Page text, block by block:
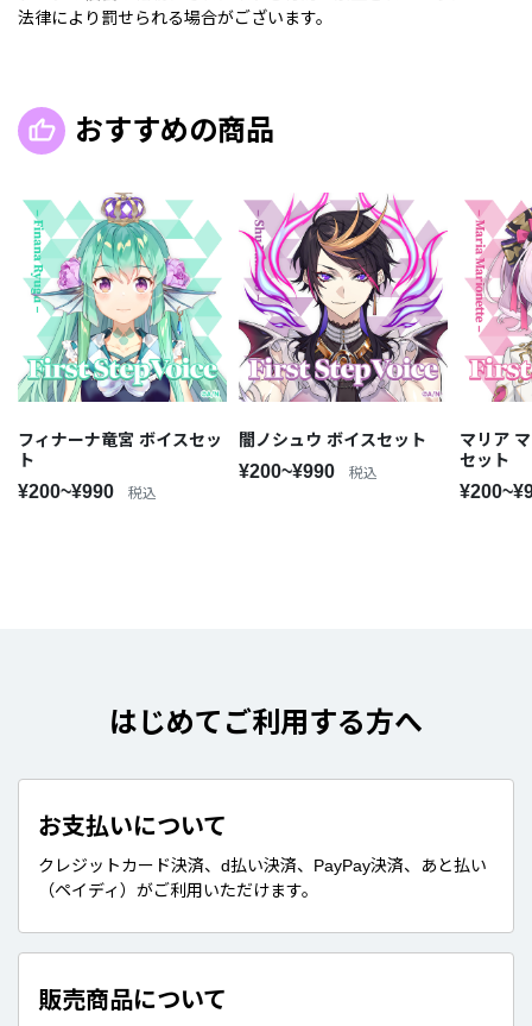
法律により罰せられる場合がございます。
おすすめの商品
フィナーナ竜宮 ボイスセッ
ト
¥200~¥990 税込
闇ノシュウ ボイスセット
¥200~¥990 税込
マリア
セット
はじめてご利用する方へ
お支払いについて
クレジットカード決済、d払い決済、PayPay決済、あと払い
（ペイディ）がご利用いただけます。
販売商品について